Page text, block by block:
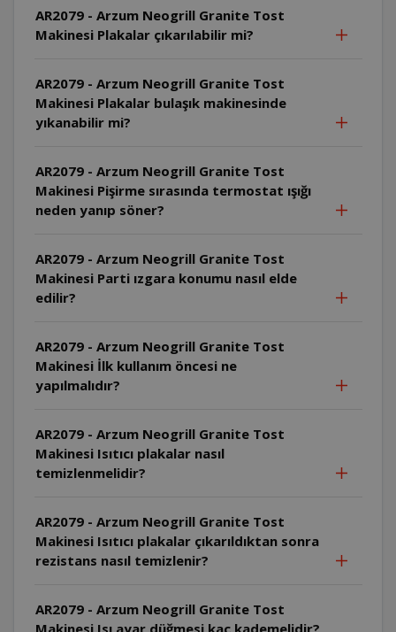
AR2079 - Arzum Neogrill Granite Tost
Makinesi Plakalar çıkarılabilir mi?
AR2079 - Arzum Neogrill Granite Tost
Makinesi Plakalar bulaşık makinesinde
yıkanabilir mi?
AR2079 - Arzum Neogrill Granite Tost
Makinesi Pişirme sırasında termostat ışığı
neden yanıp söner?
AR2079 - Arzum Neogrill Granite Tost
Makinesi Parti ızgara konumu nasıl elde
edilir?
AR2079 - Arzum Neogrill Granite Tost
Makinesi İlk kullanım öncesi ne
yapılmalıdır?
AR2079 - Arzum Neogrill Granite Tost
Makinesi Isıtıcı plakalar nasıl
temizlenmelidir?
AR2079 - Arzum Neogrill Granite Tost
Makinesi Isıtıcı plakalar çıkarıldıktan sonra
rezistans nasıl temizlenir?
AR2079 - Arzum Neogrill Granite Tost
Makinesi Isı ayar düğmesi kaç kademelidir?